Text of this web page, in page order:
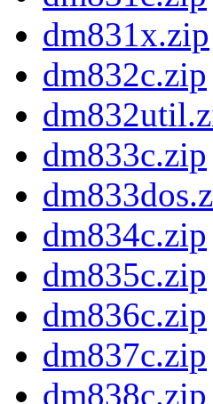
dm831x.zip
dm832c.zip
dm833c.zip
dm834c.zip
dm835c.zip
dm836c.zip
dm837c.zip
dm838c.zip